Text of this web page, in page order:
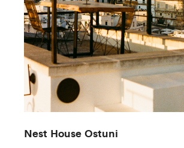
Nest House Ostuni